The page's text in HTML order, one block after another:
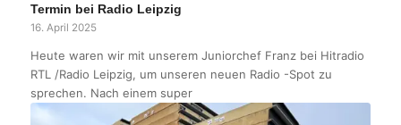
Termin bei Radio Leipzig
16. April 2025
Heute waren wir mit unserem Juniorchef Franz bei Hitradio
RTL /Radio Leipzig, um unseren neuen Radio -Spot zu
sprechen. Nach einem super